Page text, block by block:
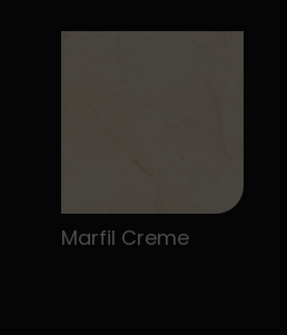
Marfil Creme